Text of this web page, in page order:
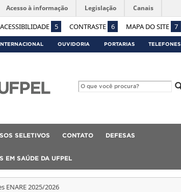
ACESSIBILIDADE 5 CONTRASTE 6 MAPA DO SITE 7
Acesso à informação Legislação Canais
OUVIDORIA PORTARIAS TELEFONES
SELETIVOS CONTATO DEFESAS
EM SAÚDE DA UFPEL
ENARE 2025/2026